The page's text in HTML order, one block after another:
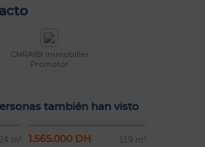
CHRAIBI Immobilier
Promotor
también han visto
m² 1.565.000 DH 119 m²